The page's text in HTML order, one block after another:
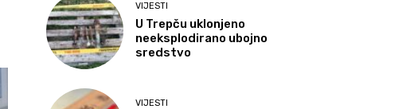
VIJESTI
U Trepču uklonjeno
neeksplodirano ubojno
sredstvo
VIJESTI